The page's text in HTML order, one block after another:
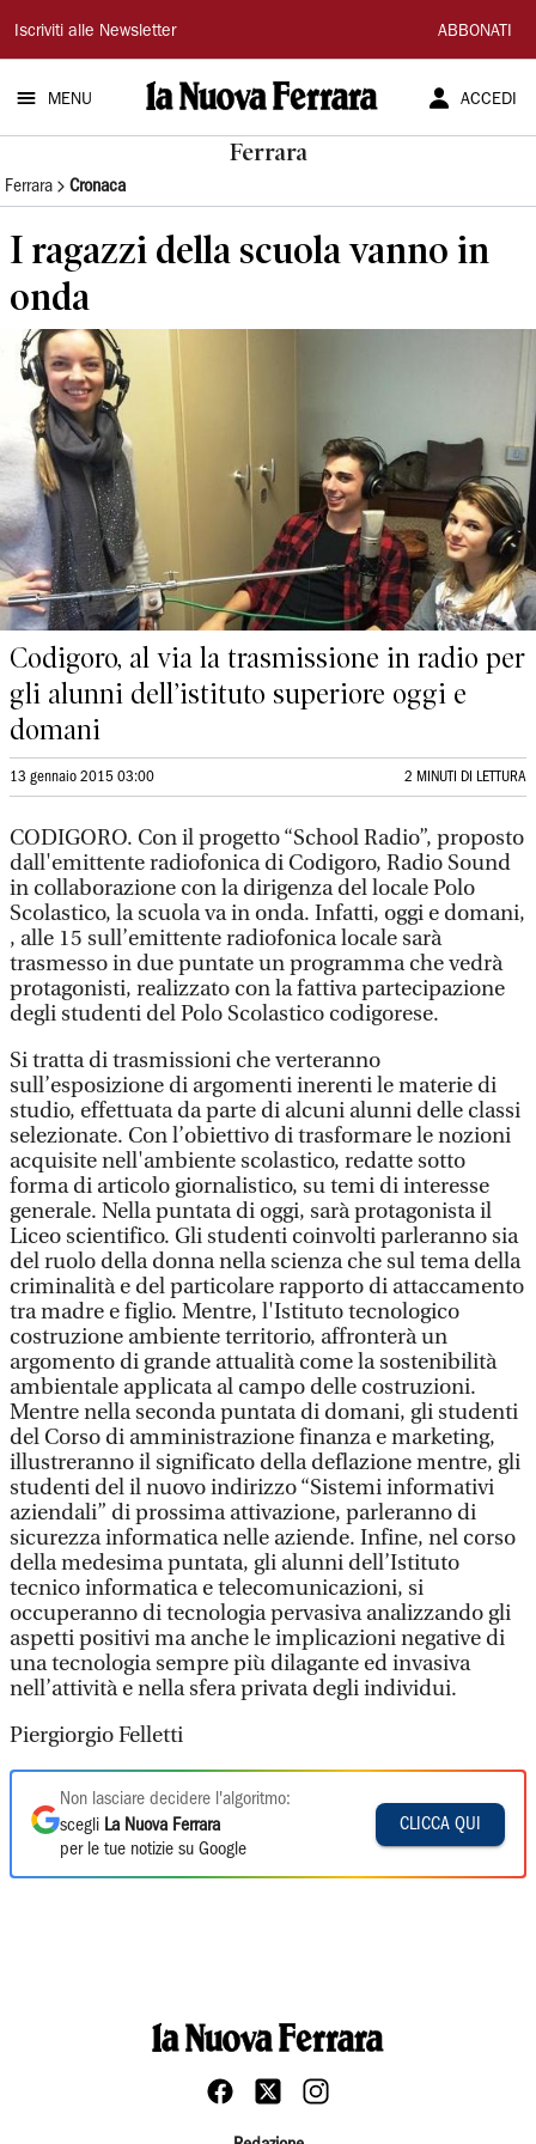
La
Nuova
Ferrara
Iscriviti alle Newsletter ABBONATI
MENU ACCEDI
Ferrara
Ferrara Cronaca
I ragazzi della scuola vanno in
onda
Codigoro, al via la trasmissione in radio per
gli alunni dell’istituto superiore oggi e
domani
13 gennaio 2015 03:00 2 MINUTI DI LETTURA
CODIGORO. Con il progetto “School Radio”, proposto
dall'emittente radiofonica di Codigoro, Radio Sound
in collaborazione con la dirigenza del locale Polo
Scolastico, la scuola va in onda. Infatti, oggi e domani,
, alle 15 sull’emittente radiofonica locale sarà
trasmesso in due puntate un programma che vedrà
protagonisti, realizzato con la fattiva partecipazione
degli studenti del Polo Scolastico codigorese.
Si tratta di trasmissioni che verteranno
sull’esposizione di argomenti inerenti le materie di
studio, effettuata da parte di alcuni alunni delle classi
selezionate. Con l’obiettivo di trasformare le nozioni
acquisite nell'ambiente scolastico, redatte sotto
forma di articolo giornalistico, su temi di interesse
generale. Nella puntata di oggi, sarà protagonista il
Liceo scientifico. Gli studenti coinvolti parleranno sia
del ruolo della donna nella scienza che sul tema della
criminalità e del particolare rapporto di attaccamento
tra madre e figlio. Mentre, l'Istituto tecnologico
costruzione ambiente territorio, affronterà un
argomento di grande attualità come la sostenibilità
ambientale applicata al campo delle costruzioni.
Mentre nella seconda puntata di domani, gli studenti
del Corso di amministrazione finanza e marketing,
illustreranno il significato della deflazione mentre, gli
studenti del il nuovo indirizzo “Sistemi informativi
aziendali” di prossima attivazione, parleranno di
sicurezza informatica nelle aziende. Infine, nel corso
della medesima puntata, gli alunni dell’Istituto
tecnico informatica e telecomunicazioni, si
occuperanno di tecnologia pervasiva analizzando gli
aspetti positivi ma anche le implicazioni negative di
una tecnologia sempre più dilagante ed invasiva
nell’attività e nella sfera privata degli individui.
Piergiorgio Felletti
Non lasciare decidere l'algoritmo:
scegli La Nuova Ferrara
per le tue notizie su Google
CLICCA QUI